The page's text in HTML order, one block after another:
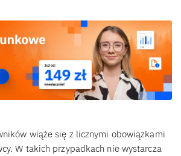
wiąże się z licznymi obowiązkami
W takich przypadkach nie wystarcza